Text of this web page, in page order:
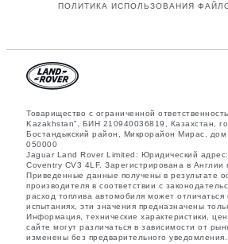
ПОЛИТИКА ИСПОЛЬЗОВАНИЯ
Товарищество с ограниченной
Kazakhstan”, БИН 210940036819, Казахстан,
Бостандыкский район, Микрорайон Мирас, дом
050000
Jaguar Land Rover Limited: Юридический
Coventry CV3 4LF. Зарегистрирована в
Приведенные данные получены в результате
производителя в соответствии с
расход топлива автомобиля может отличаться
испытаниях, эти значения предназначены
Информация, технические характеристики,
сайте могут различаться в зависимости от
изменены без предварительного